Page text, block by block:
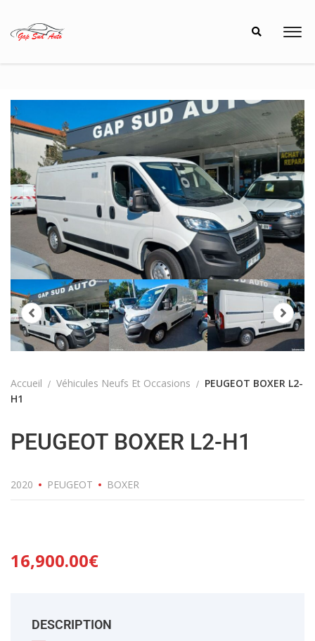
Accueil Véhicules Neufs Et Occasions
PEUGEOT BOXER L2-
H1
PEUGEOT BOXER L2-H1
2020 PEUGEOT BOXER
16,900.00€
DESCRIPTION